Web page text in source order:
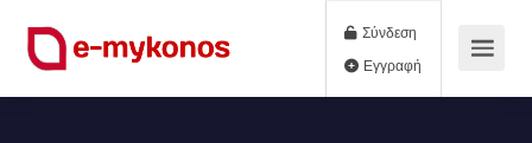
Σύνδεση